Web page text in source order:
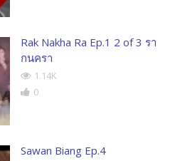
Rak Nakha Ra Ep.1 2 of 3 รา
กนครา
1.14K
0
Sawan Biang Ep.4